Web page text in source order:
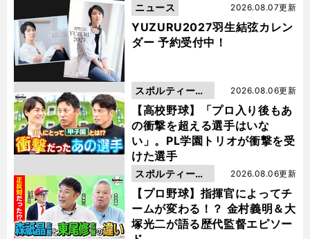
YUZURU2027羽生結弦カレン
ダー 予約受付中！
2026.08.07更新
ニュース
【高校野球】「プロ入り後もあ
の衝撃を超える選手はいな
い」。PL学園トリオが衝撃を受
けた選手
2026.08.06更新
スポルティーバ
動画
【プロ野球】指揮官によってチ
ームが変わる！？ 金村義明＆大
塚光二が語る歴代監督エピソー
2026.08.06更新
スポルティーバ
動画